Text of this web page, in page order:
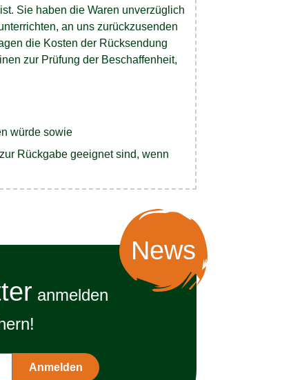
Sie haben die Waren unverzüglich
an uns zurückzusenden
die Kosten der Rücksendung
zur Prüfung der Beschaffenheit,
würde sowie
Rückgabe geeignet sind, wenn
News
anmelden